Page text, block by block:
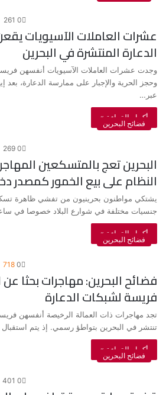
0
عشرات العاملات الآسيويات
الدعارة المنتشرة في البحرين
وجدت عشرات العاملات الآسيويات أنفسهن
وحجز الحرية والإجبار على ممارسة الدعارة، بعد
عبر…
أكمل القراءة »
فضائح البحرين
0
البحرين تعج بالمتسكعين
النظام على بيع الخمور كمصدر
يشتكي مواطنون بحرينيون من تفشي ظاهرة
جنسيات مختلفة في شوارع البلاد خصوصا في
أكمل القراءة »
فضائح البحرين
0
فضائح البحرين: مهاجرات بحثا
فريسة لشبكات الدعارة
تجد مهاجرات ذات العمالة الرخيصة أنفسهن
تنتشر في البحرين بتواطؤ رسمي. إذ يتم استقبال
أكمل القراءة »
فضائح البحرين
0